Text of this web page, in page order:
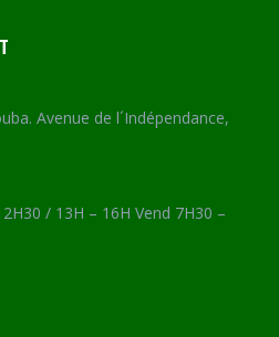
Avenue de l´Indépendance,
/ 13H – 16H Vend 7H30 –